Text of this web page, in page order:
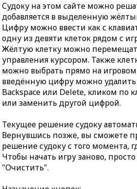
Судоку на этом сайте можно
добавляется в выделенную
Цифру можно ввести как с
одну из девяти клеток рядом с
Жёлтую клетку можно
управления курсором. Также
можно выбрать прямо на
введённую цифру можно
Backspace или Delete, кликом по
или заменить другой цифрой.
Текущее решение судоку
Вернувшись позже, вы сможете
решение судоку с того момента,
Чтобы начать игру заново,
"Очистить".